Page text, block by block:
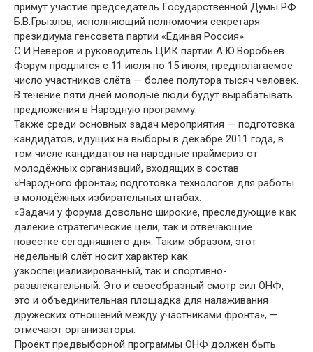
примут участие председатель Государственной Думы РФ
Б.В.Грызлов, исполняющий полномочия секретаря
президиума генсовета партии «Единая Россия»
С.И.Неверов и руководитель ЦИК партии А.Ю.Воробьёв.
Форум продлится с 11 июля по 15 июля, предполагаемое
число участников слёта — более полутора тысяч человек.
В течение пяти дней молодые люди будут вырабатывать
предложения в Народную программу.
Также среди основных задач мероприятия — подготовка
кандидатов, идущих на выборы в декабре 2011 года, в
том числе кандидатов на народные праймериз от
молодёжных организаций, входящих в состав
«Народного фронта»; подготовка технологов для работы
в молодёжных избирательных штабах.
«Задачи у форума довольно широкие, преследующие как
далёкие стратегические цели, так и отвечающие
повестке сегодняшнего дня. Таким образом, этот
недельный слёт носит характер как
узкоспециализированный, так и спортивно-
развлекательный. Это и своеобразный смотр сил ОНФ,
это и объединительная площадка для налаживания
дружеских отношений между участниками фронта», —
отмечают организаторы.
Проект предвыборной программы ОНФ должен быть